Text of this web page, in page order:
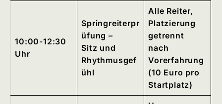
10:00-12:30
Uhr
Springreiterpr
üfung –
Sitz und
Rhythmusgef
ühl
Alle Reiter,
Platzierung
getrennt
nach
Vorerfahrung
(10 Euro pro
Startplatz)